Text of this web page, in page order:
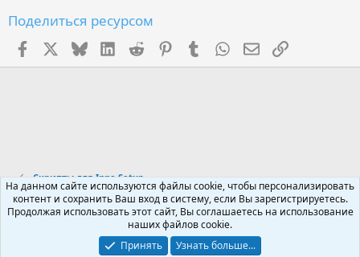
Поделиться ресурсом
FacebookX (Twitter)
BlueskyLinkedInReddit PinterestTumblr WhatsApp
Электронная
Ссылка
Скрипты для Inno Setup
Russian (RU)
Условия и правила
Политика конфиденциальности
Помощь
На данном сайте используются файлы cookie, чтобы персонализировать
контент и сохранить Ваш вход в систему, если Вы зарегистрируетесь.
Продолжая использовать этот сайт, Вы соглашаетесь на использование
наших файлов cookie.
Принять
Узнать больше...